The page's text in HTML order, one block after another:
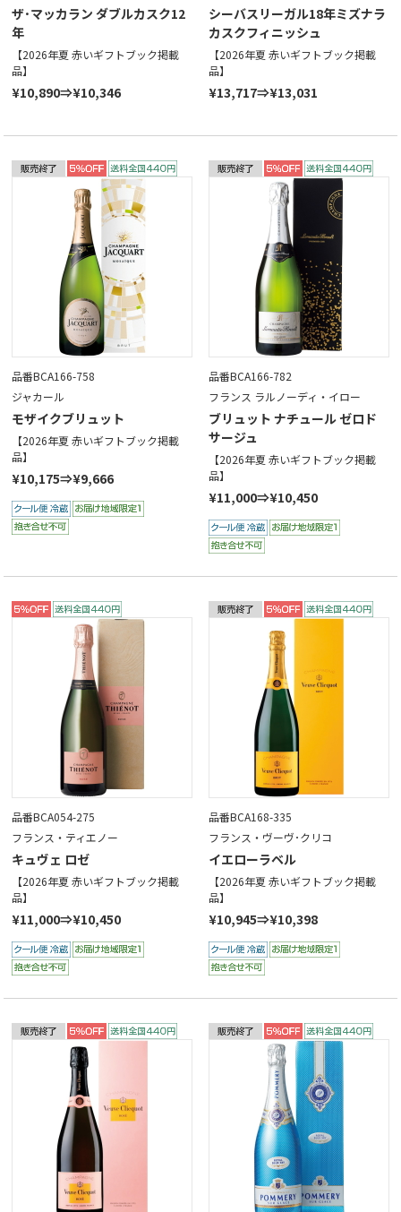
ザ･マッカラン ダブルカスク12
年
【2026年夏 赤いギフトブック掲載
品】
¥10,890⇒¥10,346
シーバスリーガル18年ミズナラ
カスクフィニッシュ
【2026年夏 赤いギフトブック掲載
品】
¥13,717⇒¥13,031
品番BCA166-758
ジャカール
モザイクブリュット
【2026年夏 赤いギフトブック掲載
品】
¥10,175⇒¥9,666
品番BCA166-782
フランス ラルノーディ・イロー
ブリュット ナチュール ゼロド
サージュ
【2026年夏 赤いギフトブック掲載
品】
¥11,000⇒¥10,450
品番BCA054-275
フランス・ティエノー
キュヴェ ロゼ
【2026年夏 赤いギフトブック掲載
品】
¥11,000⇒¥10,450
品番BCA168-335
フランス・ヴーヴ･クリコ
イエローラベル
【2026年夏 赤いギフトブック掲載
品】
¥10,945⇒¥10,398